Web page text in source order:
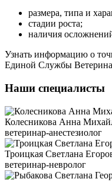
размера, типа и
стадии роста;
наличия
Узнать информацию о
Единой Службы
Наши специалисты
Колесникова Анна
ветеринар-анестезиолог
Троицкая Светлана
ветеринар-невролог